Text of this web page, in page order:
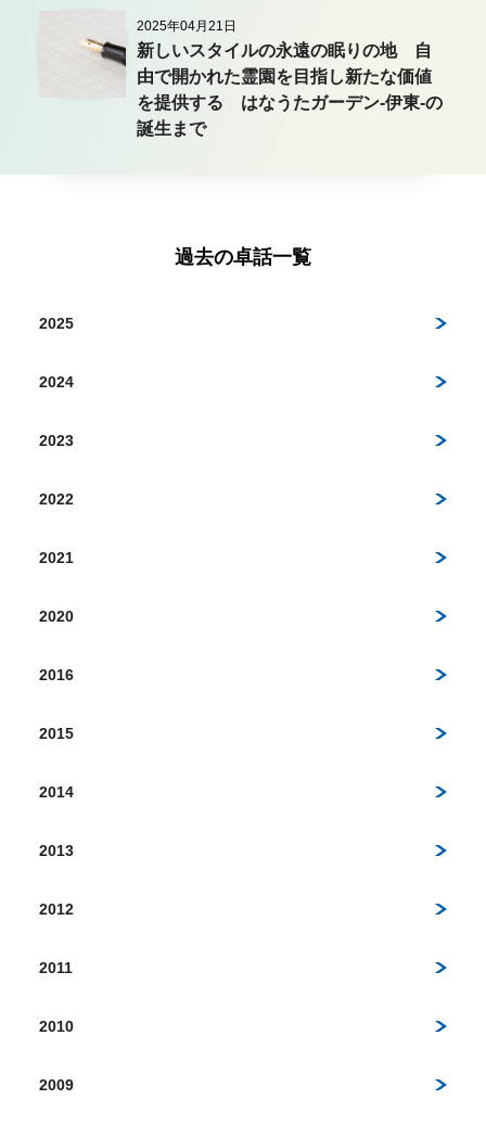
2025年04月21日
新しいスタイルの永遠の眠りの地 自
由で開かれた霊園を目指し新たな価値
を提供する はなうたガーデン-伊東-の
誕生まで
過去の卓話一覧
2025
2024
2023
2022
2021
2020
2016
2015
2014
2013
2012
2011
2010
2009